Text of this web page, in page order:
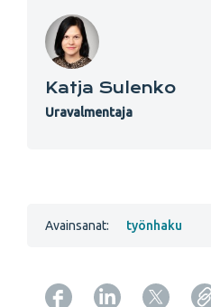
Katja Sulenko
Uravalmentaja
Avainsanat: työnhaku